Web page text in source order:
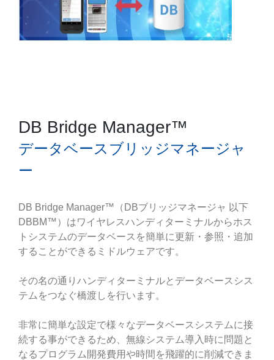
DB Bridge Manager™
データベースブリッジマネージャ
ー
DB Bridge Manager™（DBブリッジマネージャ 以下
DBBM™）はワイヤレスハンディターミナルからホス
トシステムのデータベースを簡単に更新・参照・追加
することができるミドルウェアです。
その名の通りハンディターミナルとデータベースシス
テムをつなぐ橋渡しを行います。
非常に簡単な設定で様々なデータベースシステムに接
続する事ができるため、無線システム導入時に問題と
なるプログラム開発費用や時間を飛躍的に削減できま